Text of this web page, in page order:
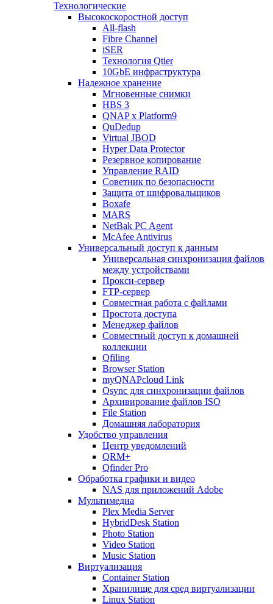
Технологические
Высокоскоростной доступ
All-flash
Fibre Channel
iSER
Технология Qtier
10GbE инфраструктура
Надежное хранение
Мгновенные снимки
HBS 3
QNAP x Platform9
QuDedup
Virtual JBOD
Hyper Data Protector
Резервное копирование
Управление RAID
Советник по безопасности
Защита от шифровальщиков
Boxafe
MARS
NetBak PC Agent
McAfee Antivirus
Универсальный доступ к данным
Универсальная синхронизация файлов
между устройствами
Прокси-сервер
FTP-сервер
Совместная работа с файлами
Простота доступа
Менеджер файлов
Совместный доступ к домашней
коллекции
Qfiling
Browser Station
myQNAPcloud Link
Qsync для синхронизации файлов
Архивирование файлов ISO
File Station
Домашняя лаборатория
Удобство управления
Центр уведомлений
QRM+
Qfinder Pro
Обработка графики и видео
NAS для приложений Adobe
Мультимедиа
Plex Media Server
HybridDesk Station
Photo Station
Video Station
Music Station
Виртуализация
Container Station
Хранилище для сред виртуализации
Linux Station